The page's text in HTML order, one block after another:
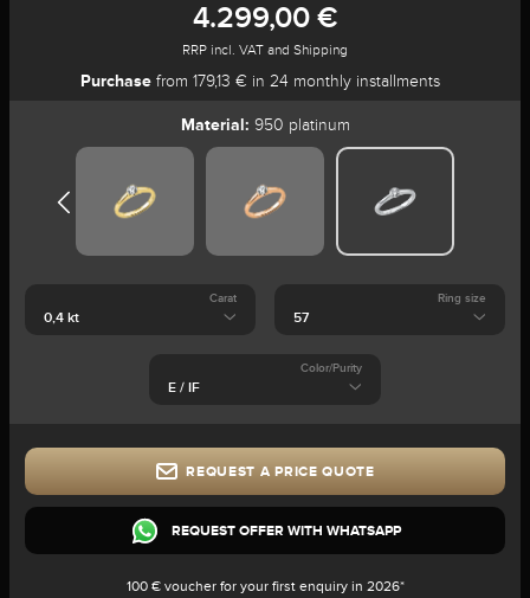
4.299,00 €
RRP incl. VAT and Shipping
Purchase from 179,13 € in 24 monthly installments
Material: 950 platinum
Carat Ring size
Color/Purity
REQUEST A PRICE QUOTE
REQUEST OFFER WITH WHATSAPP
100 € voucher for your first enquiry in 2026*